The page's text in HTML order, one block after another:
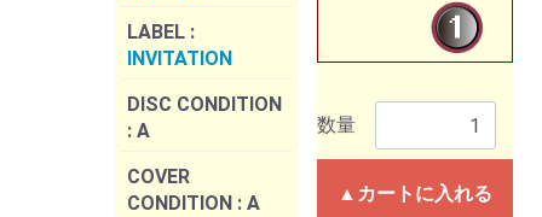
LABEL :
INVITATION
DISC CONDITION
: A
COVER
CONDITION : A
数量
▲カートに入れる